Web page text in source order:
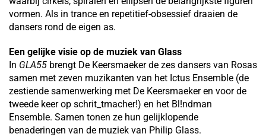
vormen. Als in trance en repetitief-obsessief draaien de
dansers rond de eigen as.
Een gelijke visie op de muziek van Glass
In GLA55 brengt De Keersmaeker de zes dansers van Rosas
samen met zeven muzikanten van het Ictus Ensemble (de
zestiende samenwerking met De Keersmaeker en voor de
tweede keer op schrit_tmacher!) en het Bl!ndman
Ensemble. Samen tonen ze hun gelijklopende
benaderingen van de muziek van Philip Glass.